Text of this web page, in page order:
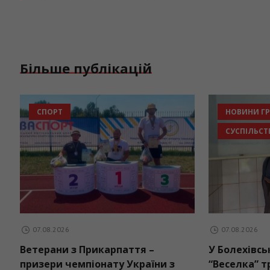
Більше публікацій
прийдуть дощі:
на вихідні
СПОРТ
Ветерани з Прикарпаття –
призери чемпіонату